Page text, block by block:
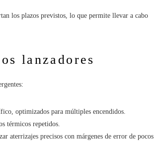
los plazos previstos, lo que permite llevar a cabo
lanzadores
optimizados para múltiples encendidos.
térmicos repetidos.
aterrizajes precisos con márgenes de error de pocos